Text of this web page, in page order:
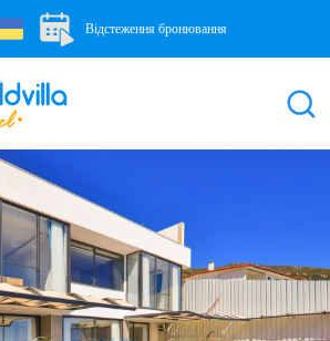
Відстеження бронювання